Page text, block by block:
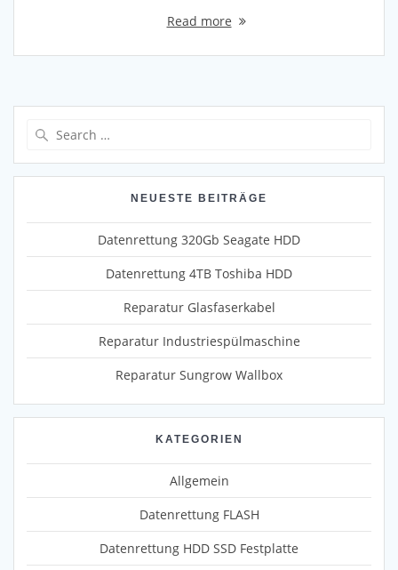
Read more
NEUESTE BEITRÄGE
Datenrettung 320Gb Seagate HDD
Datenrettung 4TB Toshiba HDD
Reparatur Glasfaserkabel
Reparatur Industriespülmaschine
Reparatur Sungrow Wallbox
KATEGORIEN
Allgemein
Datenrettung FLASH
Datenrettung HDD SSD Festplatte